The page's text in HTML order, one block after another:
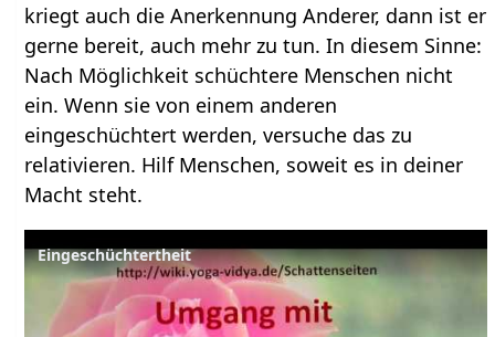
kriegt auch die Anerkennung Anderer, dann ist er
gerne bereit, auch mehr zu tun. In diesem Sinne:
Nach Möglichkeit schüchtere Menschen nicht
ein. Wenn sie von einem anderen
eingeschüchtert werden, versuche das zu
relativieren. Hilf Menschen, soweit es in deiner
Macht steht.
Eingeschüchtertheit